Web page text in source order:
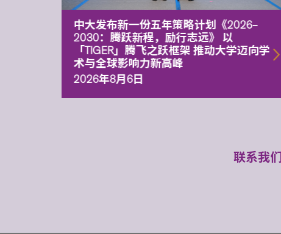
中大发布新一份五年策略计划《2026‒
2030：腾跃新程，励行志远》 以
「TIGER」腾飞之跃框架 推动大学迈向学
术与全球影响力新高峰
2026年8月6日
联系我们